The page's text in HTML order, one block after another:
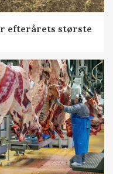
efterårets største